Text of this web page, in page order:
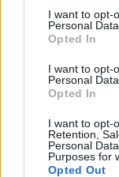
consent section.
I want to opt-
Personal Data.
Opted In
I want to opt-
Personal
Opted In
I want to opt-
Retention,
Personal
Purposes for
Opted Out
Ugyan nem
Űrvihar bőven
mint
helyen a
Marira többen
Lawrence-re
Északi fény…